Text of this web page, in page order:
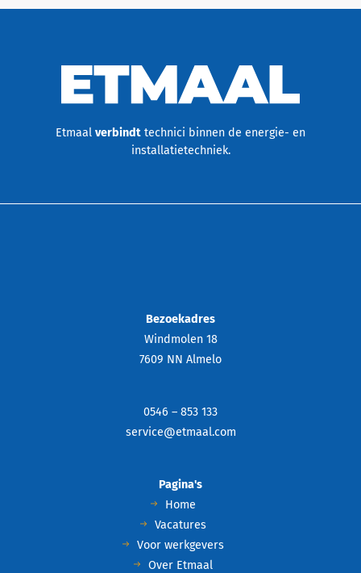
Etmaal verbindt technici binnen de energie- en
installatietechniek.
Bezoekadres
Windmolen 18
7609 NN Almelo
0546 – 853 133
service@etmaal.com
Pagina's
Home
Vacatures
Voor werkgevers
Over Etmaal